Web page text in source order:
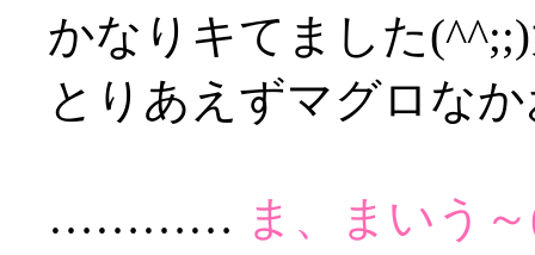
かなりキてました
とりあえずマグロな
………… ま、まいう